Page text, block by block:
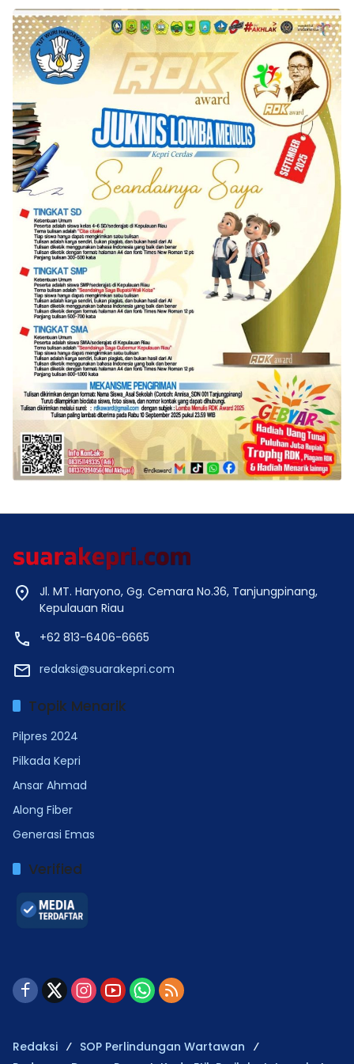
Jl. MT. Haryono, Gg. Cemara No.36, Tanjungpinang,
Kepulauan Riau
+62 813-6406-6665
redaksi@suarakepri.com
Topik Menarik
Pilpres 2024
Pilkada Kepri
Ansar Ahmad
Along Fiber
Generasi Emas
Verified
Redaksi
SOP Perlindungan Wartawan